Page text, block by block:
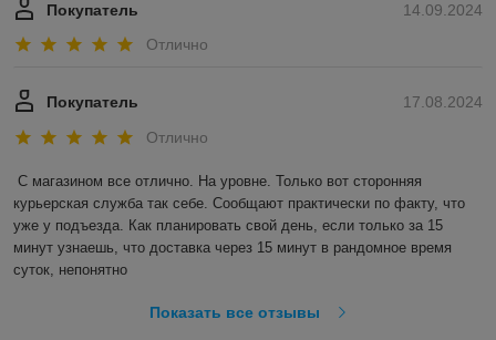
14.09.2024
Покупатель
Отлично
17.08.2024
Покупатель
Отлично
С магазином все отлично. На уровне. Только вот сторонняя
курьерская служба так себе. Сообщают практически по факту, что
уже у подъезда. Как планировать свой день, если только за 15
минут узнаешь, что доставка через 15 минут в рандомное время
суток, непонятно
Показать все отзывы